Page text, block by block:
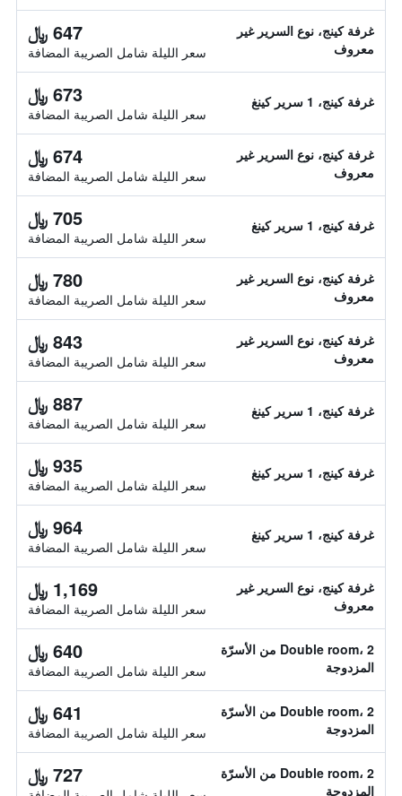
غرفة كينج، نوع السرير غير
معروف
647 ﷼
سعر الليلة شامل الصريبة المضافة
غرفة كينج، 1 سرير كينغ 673 ﷼
سعر الليلة شامل الصريبة المضافة
غرفة كينج، نوع السرير غير
معروف
674 ﷼
سعر الليلة شامل الصريبة المضافة
غرفة كينج، 1 سرير كينغ 705 ﷼
سعر الليلة شامل الصريبة المضافة
غرفة كينج، نوع السرير غير
معروف
780 ﷼
سعر الليلة شامل الصريبة المضافة
غرفة كينج، نوع السرير غير
معروف
843 ﷼
سعر الليلة شامل الصريبة المضافة
غرفة كينج، 1 سرير كينغ 887 ﷼
سعر الليلة شامل الصريبة المضافة
غرفة كينج، 1 سرير كينغ 935 ﷼
سعر الليلة شامل الصريبة المضافة
غرفة كينج، 1 سرير كينغ 964 ﷼
سعر الليلة شامل الصريبة المضافة
غرفة كينج، نوع السرير غير
معروف
1,169 ﷼
سعر الليلة شامل الصريبة المضافة
Double room، 2 من الأسرّة
المزدوجة
640 ﷼
سعر الليلة شامل الصريبة المضافة
Double room، 2 من الأسرّة
المزدوجة
641 ﷼
سعر الليلة شامل الصريبة المضافة
Double room، 2 من الأسرّة
المزدوجة
727 ﷼